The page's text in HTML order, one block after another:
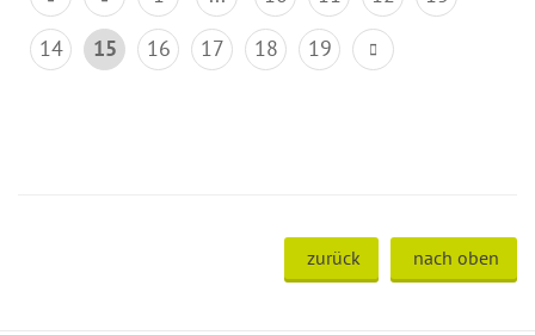
14
15 16 17 18 19
zurück nach oben